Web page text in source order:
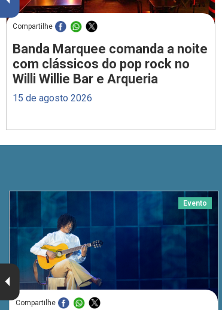
Compartilhe
Banda Marquee comanda a noite
com clássicos do pop rock no
Willi Willie Bar e Arqueria
15 de agosto 2026
Evento
Compartilhe